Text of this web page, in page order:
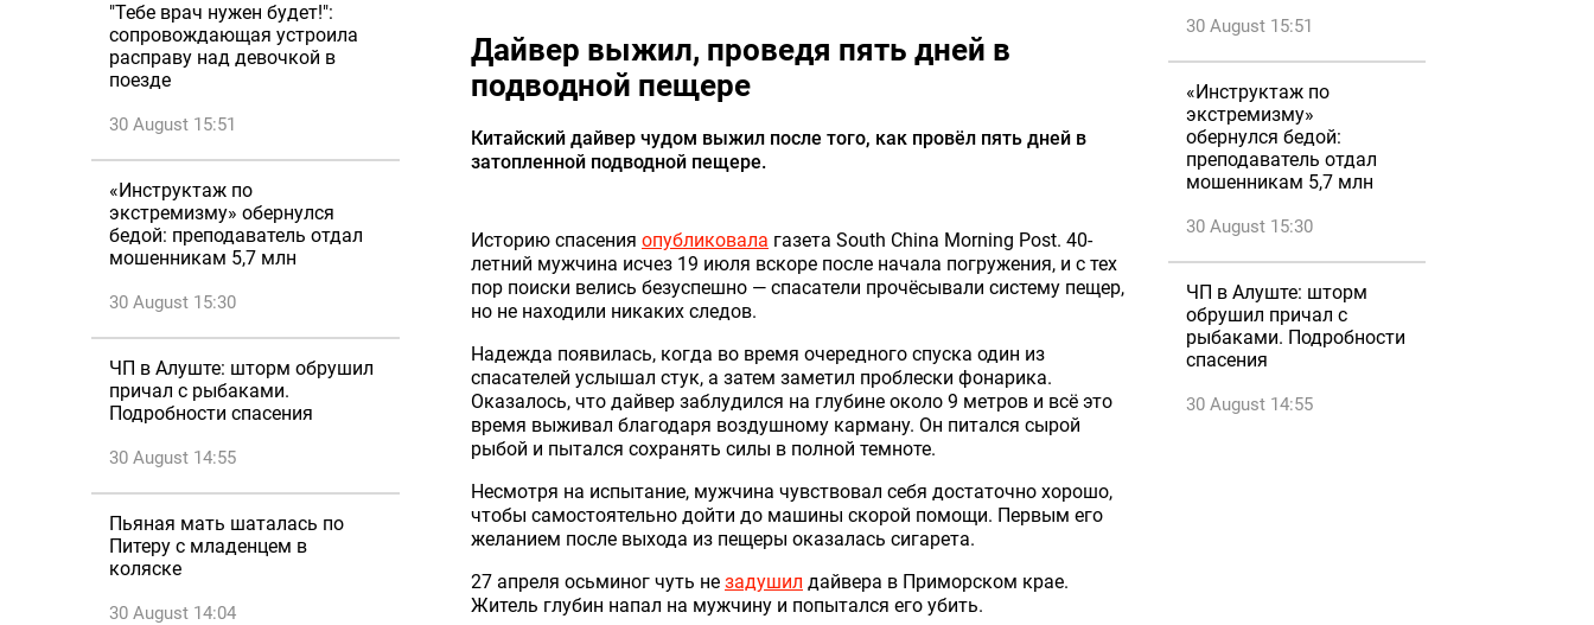
"Тебе врач нужен будет!":
сопровождающая устроила
расправу над девочкой в
поезде
30 August 15:51
«Инструктаж по
экстремизму» обернулся
бедой: преподаватель отдал
мошенникам 5,7 млн
30 August 15:30
ЧП в Алуште: шторм обрушил
причал с рыбаками.
Подробности спасения
30 August 14:55
Пьяная мать шаталась по
Питеру с младенцем в
коляске
30 August 14:04
Дайвер выжил, проведя пять дней в
подводной пещере
Китайский дайвер чудом выжил после того, как провёл пять дней в
затопленной подводной пещере.
Историю спасения опубликовала газета South China Morning Post. 40-
летний мужчина исчез 19 июля вскоре после начала погружения, и с тех
пор поиски велись безуспешно — спасатели прочёсывали систему пещер,
но не находили никаких следов.
Надежда появилась, когда во время очередного спуска один из
спасателей услышал стук, а затем заметил проблески фонарика.
Оказалось, что дайвер заблудился на глубине около 9 метров и всё это
время выживал благодаря воздушному карману. Он питался сырой
рыбой и пытался сохранять силы в полной темноте.
Несмотря на испытание, мужчина чувствовал себя достаточно хорошо,
чтобы самостоятельно дойти до машины скорой помощи. Первым его
желанием после выхода из пещеры оказалась сигарета.
27 апреля осьминог чуть не задушил дайвера в Приморском крае.
Житель глубин напал на мужчину и попытался его убить.
30 August 15:51
«Инструктаж по
экстремизму»
обернулся бедой:
преподаватель отдал
мошенникам 5,7 млн
30 August 15:30
ЧП в Алуште: шторм
обрушил причал с
рыбаками. Подробности
спасения
30 August 14:55